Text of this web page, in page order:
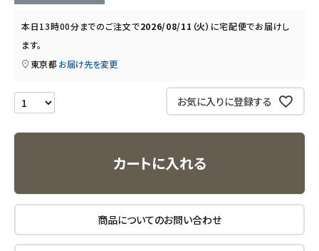
ブランド
エコリュクス
エコメイト
本日13時00分までのご注文で2026/08/11（火） に宅配便でお届けし
ます。
東京都 お届け先を変更
お気に入りに登録する
カートに入れる
商品についてのお問い合わせ